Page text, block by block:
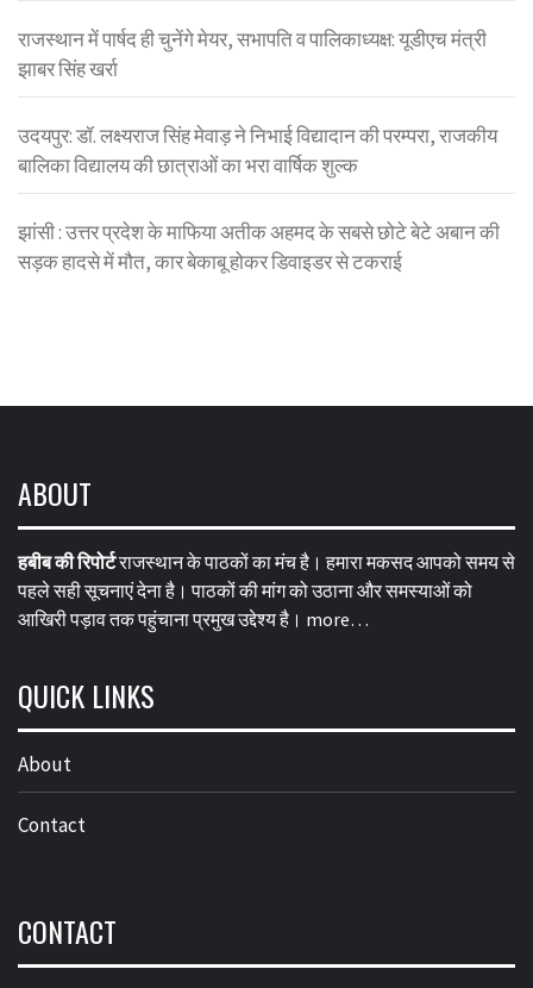
राजस्थान में पार्षद ही चुनेंगे मेयर, सभापति व पालिकाध्यक्ष: यूडीएच मंत्री
झाबर सिंह खर्रा
उदयपुर: डॉ. लक्ष्यराज सिंह मेवाड़ ने निभाई विद्यादान की परम्परा, राजकीय
बालिका विद्यालय की छात्राओं का भरा वार्षिक शुल्क
झांसी : उत्तर प्रदेश के माफिया अतीक अहमद के सबसे छोटे बेटे अबान की
सड़क हादसे में मौत, कार बेकाबू होकर डिवाइडर से टकराई
ABOUT
हबीब की रिपोर्टराजस्थान के पाठकों का मंच है। हमारा मकसद आपको समय से
पहले सही सूचनाएं देना है। पाठकों की मांग को उठाना और समस्याओं को
आखिरी पड़ाव तक पहुंचाना प्रमुख उद्देश्य है। more…
QUICK LINKS
About
Contact
CONTACT